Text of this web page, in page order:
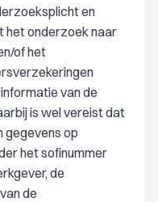
en
het onderzoek naar
of het
van de
is wel vereist dat
gegevens op
het sofinummer
de
de